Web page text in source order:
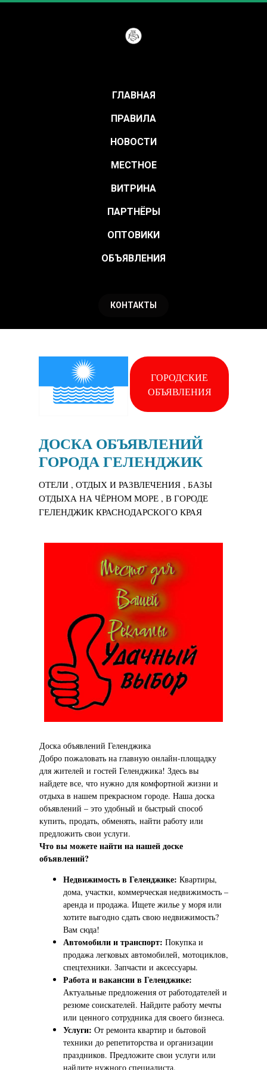
ГЛАВНАЯ
ПРАВИЛА
НОВОСТИ
МЕСТНОЕ
ВИТРИНА
ПАРТНЁРЫ
ОПТОВИКИ
ОБЪЯВЛЕНИЯ
КОНТАКТЫ
ДОСКА ОБЪЯВЛЕНИЙ
ГОРОДА ГЕЛЕНДЖИК
ГОРОДСКИЕ
ОБЪЯВЛЕНИЯ
ОТЕЛИ , ОТДЫХ И РАЗВЛЕЧЕНИЯ , БАЗЫ
ОТДЫХА НА ЧЁРНОМ МОРЕ , В ГОРОДЕ
ГЕЛЕНДЖИК КРАСНОДАРСКОГО КРАЯ
Доска объявлений Геленджика
Добро пожаловать на главную онлайн-площадку
для жителей и гостей Геленджика! Здесь вы
найдете все, что нужно для комфортной жизни и
отдыха в нашем прекрасном городе. Наша доска
объявлений – это удобный и быстрый способ
купить, продать, обменять, найти работу или
предложить свои услуги.
Что вы можете найти на нашей доске
объявлений?
Недвижимость в Геленджике: Квартиры,
дома, участки, коммерческая недвижимость –
аренда и продажа. Ищете жилье у моря или
хотите выгодно сдать свою недвижимость?
Вам сюда!
Автомобили и транспорт: Покупка и
продажа легковых автомобилей, мотоциклов,
спецтехники. Запчасти и аксессуары.
Работа и вакансии в Геленджике:
Актуальные предложения от работодателей и
резюме соискателей. Найдите работу мечты
или ценного сотрудника для своего бизнеса.
Услуги: От ремонта квартир и бытовой
техники до репетиторства и организации
праздников. Предложите свои услуги или
найдите нужного специалиста.